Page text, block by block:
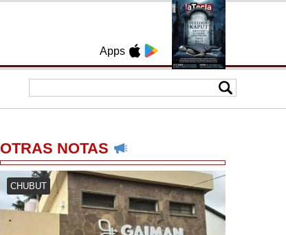
Apps
OTRAS NOTAS
CHUBUT